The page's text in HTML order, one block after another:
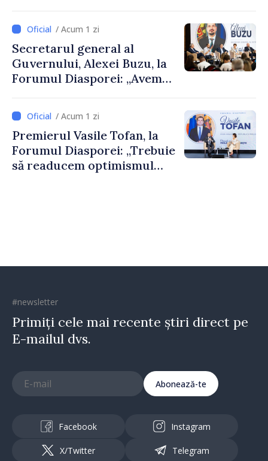
despre parcursul european
al Republicii Moldova.
/ Acum 1 zi
Secretarul general al
Guvernului, Alexei Buzu, la
Forumul Diasporei: „Avem
dumneavoastră pentru a
construi comunități mai
puternice”
/ Acum 1 zi
Premierul Vasile Tofan, la
Forumul Diasporei: „Trebuie
să readucem optimismul
#newsletter
Primiți cele mai recente știri direct pe
E-mailul dvs.
Abonează-te
Facebook Instagram
X/Twitter Telegram